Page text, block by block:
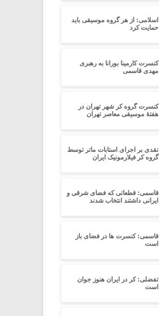
اسلامی: از هر گروه موسیقی باید
حمایت کرد
کنسرت کارمینا بورانا به رهبری
مهدی قاسمی
کنسرت گروه کر شهر تهران در
هفتۀ موسیقی معاصر تهران
نقدی بر اجرای استابات ماتر توسط
گروه کر فیلارمونیک ایران
قاسمی: قطعاتی که فضای شرقی و
ایرانی داشتند انتخاب شدند
قاسمی: کنسرت ها در فضای باز
است
تفضلی: کر در ایران هنوز جوان
است